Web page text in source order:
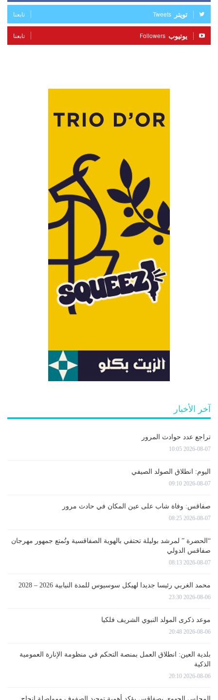
تويتر Tweets تابعنا
يوتيوب Followers تابعنا
آخر الأخبار
تراجع عدد حوادث المرور
2026-08-07 10:05
اليوم: انطلاق الصولد الصيفي
2026-08-07 09:10
صفاقس: وفاة شاب على عين المكان في حادث مرور
2026-08-07 08:25
“الحضرة ” لمرشد بوليلة تحتفي بالهوية الصفاقسية وتُمتع جمهور مهرجان
صفاقس الدولي
2026-08-07 08:13
محمد الغربي رئيسا جديدا لهيكل سوسيوس للمدة النيابية 2026 – 2028
2026-08-06 23:30
موعد ذكرى المولد النبوي الشريف فلكيا
2026-08-06 20:48
بلدية العين: انطلاق العمل بمنصة التحكم في منظومة الإنارة العمومية
الذكية
2026-08-06 20:10